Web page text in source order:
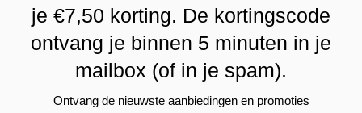
je €7,50 korting. De kortingscode
ontvang je binnen 5 minuten in je
mailbox (of in je spam).
Ontvang de nieuwste aanbiedingen en promoties